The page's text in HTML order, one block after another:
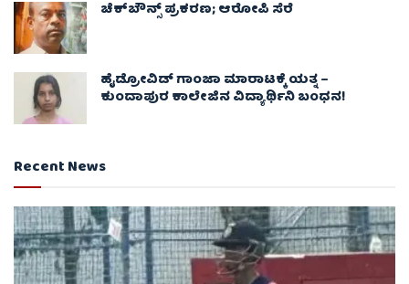
ಚೆಕ್​ಬೌನ್ಸ್​ ಪ್ರಕರಣ; ಆರೋಪಿ ಸೆರೆ
ಹೈಡ್ರೋವಿಡ್ ಗಾಂಜಾ ಮಾರಾಟಕ್ಕೆ ಯತ್ನ –
ಕುಂದಾಪುರ ಕಾಲೇಜಿನ ವಿದ್ಯಾರ್ಥಿನಿ ಬಂಧನ!
Recent News